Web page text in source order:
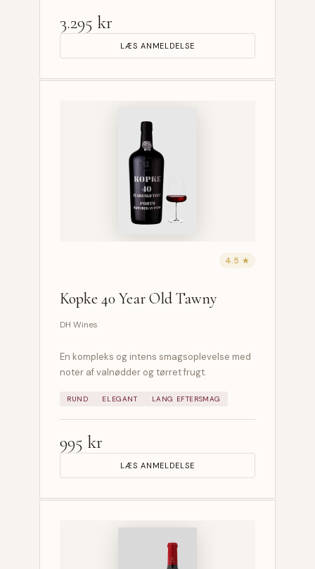
3.295 kr
LÆS ANMELDELSE
4.5 ★
Kopke 40 Year Old Tawny
DH Wines
En kompleks og intens smagsoplevelse med
noter af valnødder og tørret frugt.
RUND ELEGANT LANG EFTERSMAG
995 kr
LÆS ANMELDELSE